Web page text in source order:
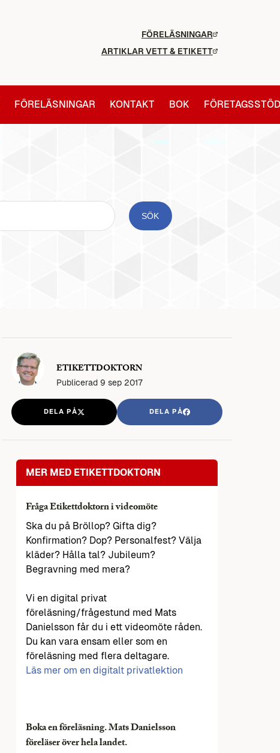
FÖRELÄSNINGAR
ARTIKLAR VETT & ETIKETT
FÖRELÄSNINGAR KONTAKT BOK FÖRETAGSSTÖD
ETIKETTDOKTORN
Publicerad 9 sep 2017
DELA PÅ DELA PÅ
MER MED ETIKETTDOKTORN
Fråga Etikettdoktorn i videomöte
Ska du på Bröllop? Gifta dig?
Konfirmation? Dop? Personalfest? Välja
kläder? Hålla tal? Jubileum?
Begravning med mera?
Vi en digital privat
föreläsning/frågestund med Mats
Danielsson får du i ett videomöte råden.
Du kan vara ensam eller som en
föreläsning med flera deltagare.
Läs mer om en digitalt privatlektion
Boka en föreläsning. Mats Danielsson
föreläser över hela landet.